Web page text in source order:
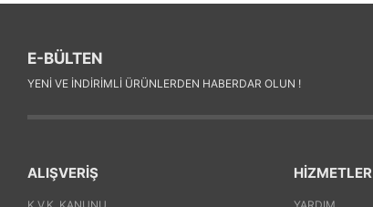
E-BÜLTEN
YENI VE INDIRIMLI ÜRÜNLERDEN HABERDAR OLUN !
ALIŞVERİŞ HİZMETLER